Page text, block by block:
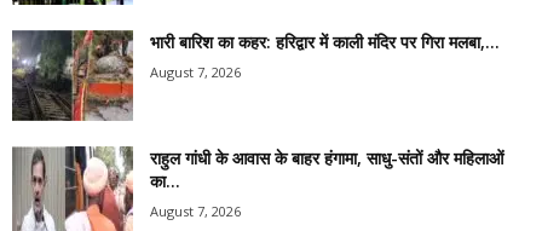
भारी बारिश का कहर: हरिद्वार में काली मंदिर पर गिरा मलबा,...
August 7, 2026
राहुल गांधी के आवास के बाहर हंगामा, साधु-संतों और महिलाओं
का...
August 7, 2026